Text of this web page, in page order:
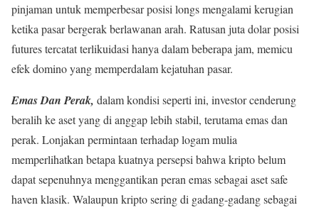
pinjaman untuk memperbesar posisi longs mengalami kerugian
ketika pasar bergerak berlawanan arah. Ratusan juta dolar posisi
futures tercatat terlikuidasi hanya dalam beberapa jam, memicu
efek domino yang memperdalam kejatuhan pasar.
Emas Dan Perak, dalam kondisi seperti ini, investor cenderung
beralih ke aset yang di anggap lebih stabil, terutama emas dan
perak. Lonjakan permintaan terhadap logam mulia
memperlihatkan betapa kuatnya persepsi bahwa kripto belum
dapat sepenuhnya menggantikan peran emas sebagai aset safe
haven klasik. Walaupun kripto sering di gadang-gadang sebagai